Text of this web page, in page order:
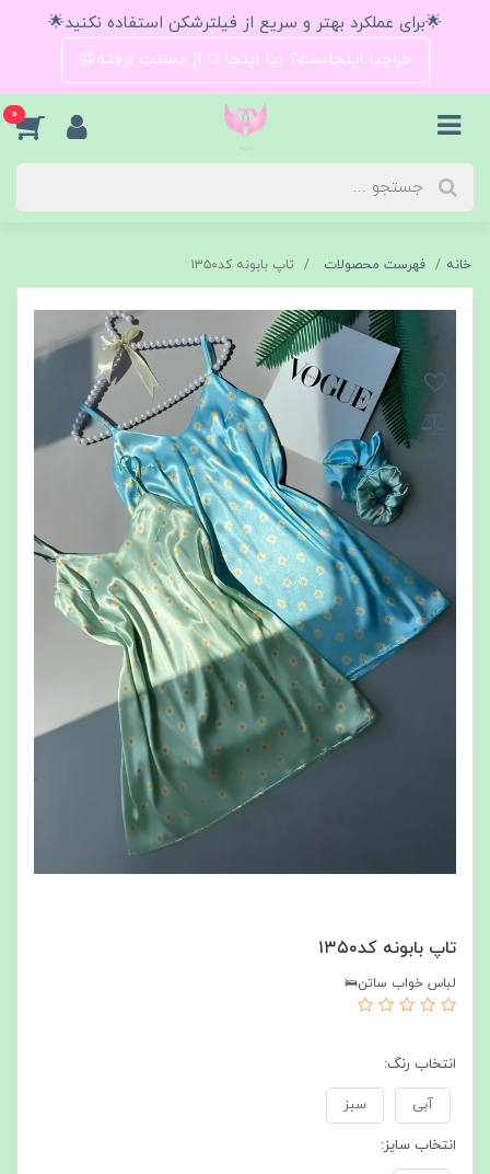
🌟برای عملکرد بهتر و سریع از فیلترشکن استفاده نکنید🌟
حراجیا اینجاست؟ بیا اینجا تا از دستت نرفته😍
0
خانه فهرست محصولات تاپ بابونه کد۱۳۵۰
تاپ بابونه کد۱۳۵۰
لباس خواب ساتن🛌
انتخاب رنگ:
آبی سبز
انتخاب سایز: